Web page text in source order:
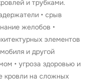
и трубками.
• срыв
желобов •
элементов
и другой
• угроза здоровью и
кровли на сложных